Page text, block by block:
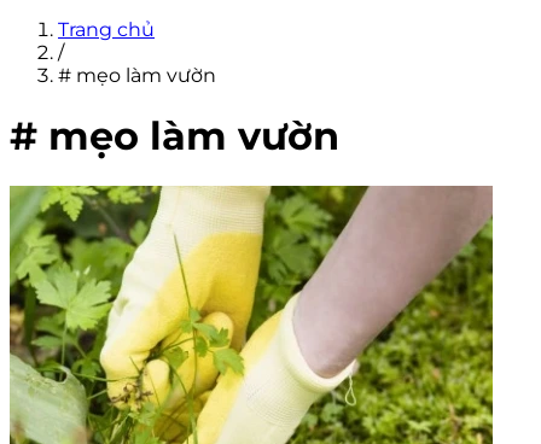
Trang chủ
/
# mẹo làm vườn
# mẹo làm vườn